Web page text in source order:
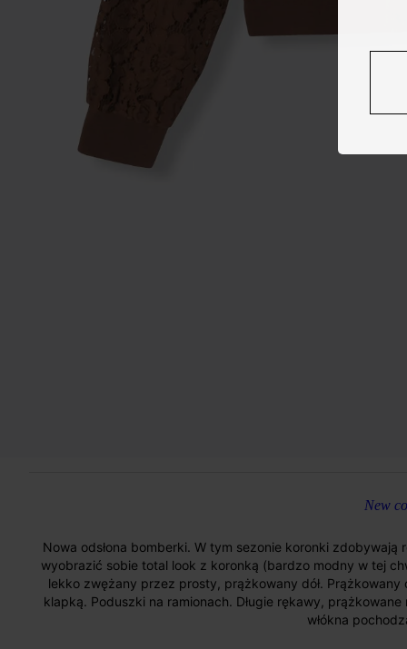
New
Nowa odsłona bomberki. W tym sezonie koronki
wyobrazić sobie total look z koronką (bardzo modny w tej
lekko zwężany przez prosty, prążkowany dół.
klapką. Poduszki na ramionach. Długie rękawy,
włókna